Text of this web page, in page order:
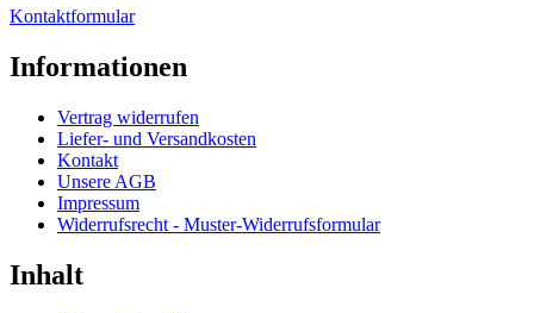
Kontaktformular
Informationen
Vertrag widerrufen
Liefer- und Versandkosten
Kontakt
Unsere AGB
Impressum
Widerrufsrecht - Muster-Widerrufsformular
Inhalt